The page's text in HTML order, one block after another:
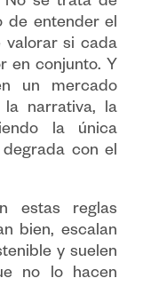
de entender el
valorar si cada
en conjunto. Y
un mercado
narrativa, la
la única
con el
estas reglas
bien, escalan
y suelen
no lo hacen